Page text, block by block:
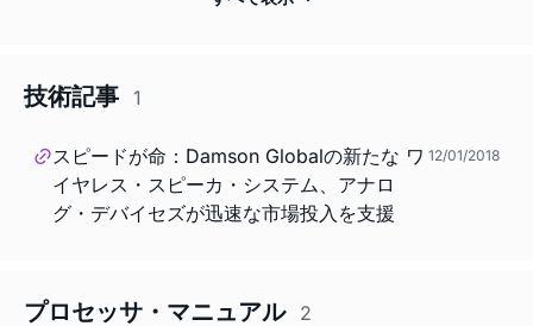
技術記事 1
スピードが命：Damson Globalの新たな ワ
イヤレス・スピーカ・システム、アナロ
グ・デバイセズが迅速な市場投入を支援
12/01/2018
プロセッサ・マニュアル 2